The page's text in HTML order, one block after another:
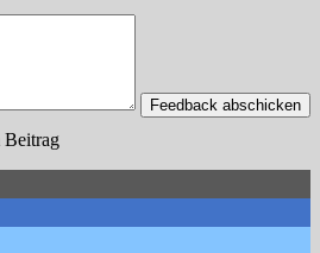
Feedback abschicken
Beitrag